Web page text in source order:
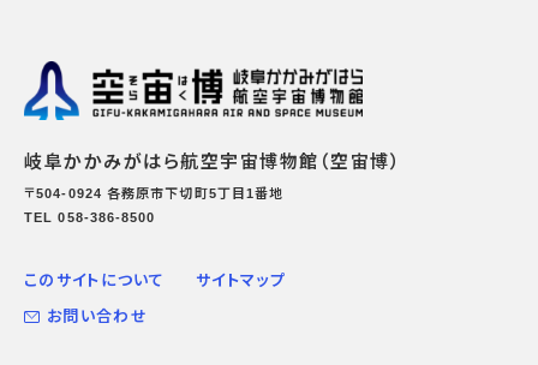
岐阜かかみがはら航空宇宙博物館（空宙博）
〒504-0924 各務原市下切町5丁目1番地
TEL 058-386-8500
このサイトについて
サイトマップ
お問い合わせ